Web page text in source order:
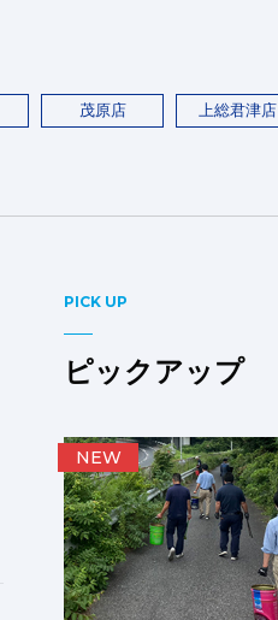
茂原店 上総君津店
PICK UP
ピックアップ
NEW